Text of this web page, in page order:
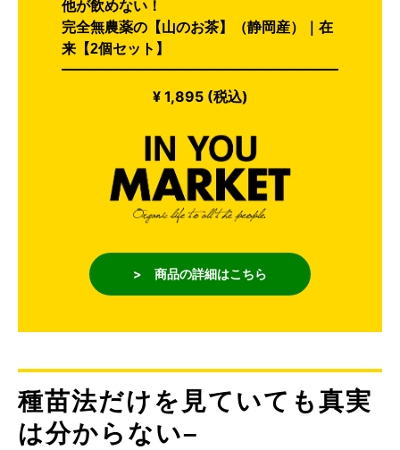
他が飲めない！
完全無農薬の【山のお茶】（静岡産）｜在
来【2個セット】
¥ 1,895 (税込)
> 商品の詳細はこちら
種苗法だけを見ていても真実
は分からない–